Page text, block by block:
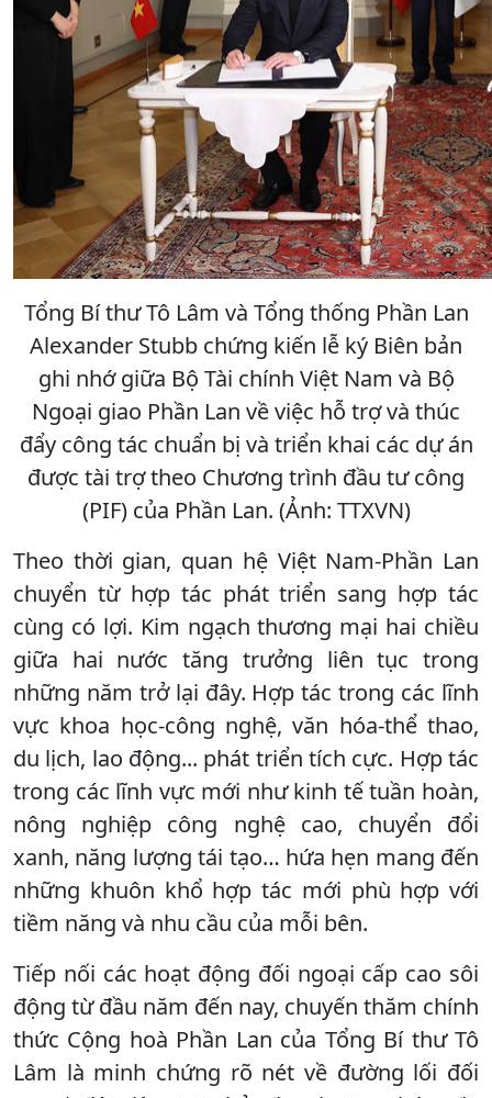
Tổng Bí thư Tô Lâm và Tổng thống Phần Lan
Alexander Stubb chứng kiến lễ ký Biên bản
ghi nhớ giữa Bộ Tài chính Việt Nam và Bộ
Ngoại giao Phần Lan về việc hỗ trợ và thúc
đẩy công tác chuẩn bị và triển khai các dự án
được tài trợ theo Chương trình đầu tư công
(PIF) của Phần Lan. (Ảnh: TTXVN)
Theo thời gian, quan hệ Việt Nam-Phần Lan
chuyển từ hợp tác phát triển sang hợp tác
cùng có lợi. Kim ngạch thương mại hai chiều
giữa hai nước tăng trưởng liên tục trong
những năm trở lại đây. Hợp tác trong các lĩnh
vực khoa học-công nghệ, văn hóa-thể thao,
du lịch, lao động... phát triển tích cực. Hợp tác
trong các lĩnh vực mới như kinh tế tuần hoàn,
nông nghiệp công nghệ cao, chuyển đổi
xanh, năng lượng tái tạo… hứa hẹn mang đến
những khuôn khổ hợp tác mới phù hợp với
tiềm năng và nhu cầu của mỗi bên.
Tiếp nối các hoạt động đối ngoại cấp cao sôi
động từ đầu năm đến nay, chuyến thăm chính
thức Cộng hoà Phần Lan của Tổng Bí thư Tô
Lâm là minh chứng rõ nét về đường lối đối